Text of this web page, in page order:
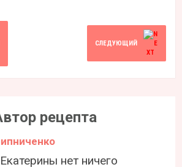
СЛЕДУЮЩИЙ
рецепта
нет ничего